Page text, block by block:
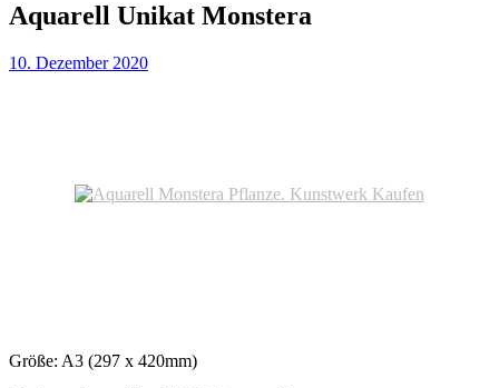
Aquarell Unikat Monstera
10. Dezember 2020
Größe: A3 (297 x 420mm)